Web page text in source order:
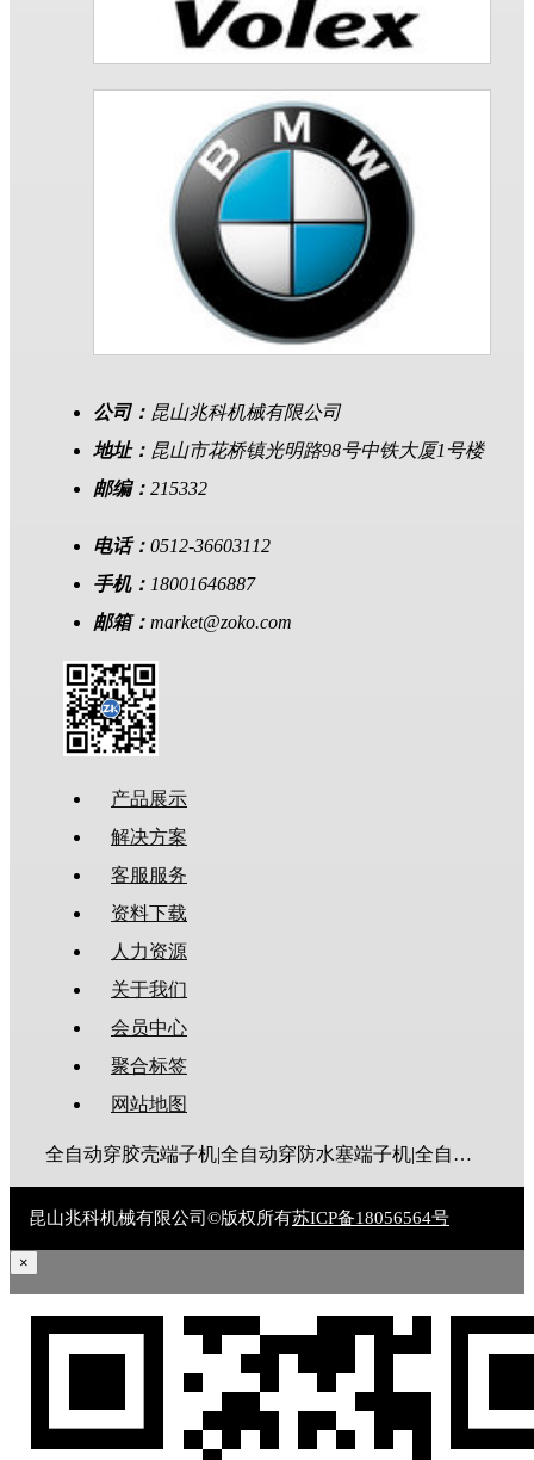
公司： 昆山兆科机械有限公司
地址： 昆山市花桥镇光明路98号中铁大厦1号楼
邮编： 215332
电话： 0512-36603112
手机： 18001646887
邮箱： market@zoko.com
产品展示
解决方案
客服服务
资料下载
人力资源
关于我们
会员中心
聚合标签
网站地图
全自动穿胶壳端子机|全自动穿防水塞端子机|全自动穿热缩管端子机|全自动穿护套端子机|全自动穿号码管端子机|全自动端子机|全自动穿防水栓端子机|端子压着机|端子压接机|静音端子机|多芯线端子机|护套线端子机|全自动排线端子机|新能源大平方压接机|电脑剥线机|自动剥线机|裁线机|剥线机
昆山兆科机械有限公司©版权所有苏ICP备18056564号
×